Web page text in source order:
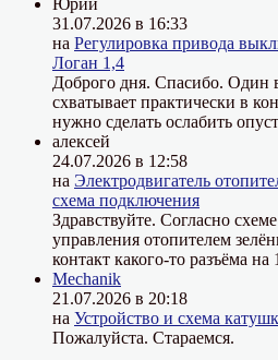
31.07.2026 в 16:33
на Регулировка привода
Логан 1,4
Доброго дня. Спасибо. Один
схватывает практически в
нужно сделать ослабить
алексей
24.07.2026 в 12:58
на Электродвигатель
схема подключения
Здравствуйте. Согласно
управления отопителем
контакт какого-то разъёма на
Mechanik
21.07.2026 в 20:18
на Устройство и схема
Пожалуйста. Стараемся.